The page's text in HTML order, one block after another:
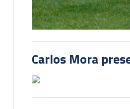
Carlos Mora